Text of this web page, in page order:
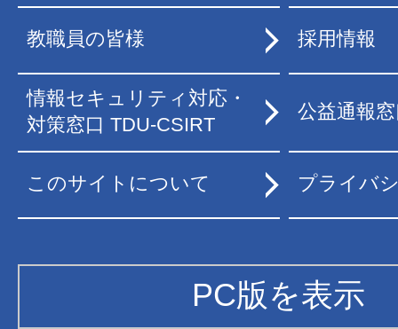
教職員の皆様 採用情報
情報セキュリティ対応・
対策窓口 TDU-CSIRT
公益通報
このサイトについて プライバ
PC版を表示